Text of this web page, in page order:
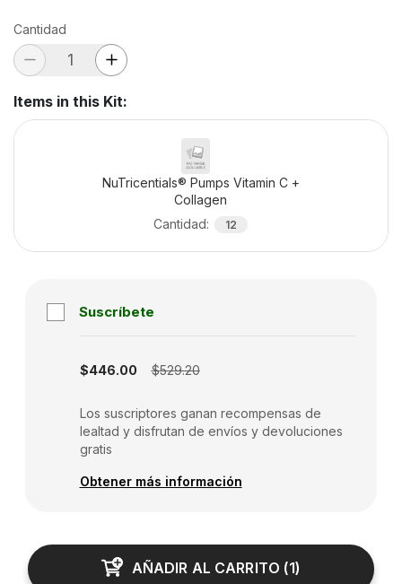
Cantidad
Items in this Kit:
NuTricentials® Pumps Vitamin C +
Collagen
Cantidad: 12
Suscríbete
$446.00 $529.20
Los suscriptores ganan recompensas de
lealtad y disfrutan de envíos y devoluciones
gratis
Obtener más información
AÑADIR AL CARRITO (1)